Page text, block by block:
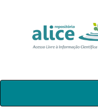
Skip